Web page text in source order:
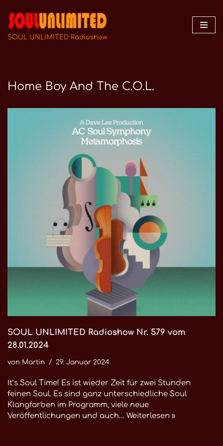
Zum
Inhalt
SOUL UNLIMITED Radioshow
Home Boy And The C.O.L.
SOUL UNLIMITED Radioshow Nr. 579 vom
28.01.2024
von Martin 29. Januar 2024
It’s Soul Time! Es ist wieder Zeit für zwei Stunden
feinen Soul. Es sind ganz unterschiedliche Soul
Klangfarben im Programm, viele neue
Veröffentlichungen und auch… Weiterlesen »